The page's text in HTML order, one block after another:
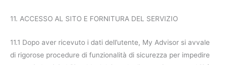
11. ACCESSO AL SITO E FORNITURA DEL SERVIZIO
11.1 Dopo aver ricevuto i dati dell’utente, My Advisor si avvale
di rigorose procedure di funzionalità di sicurezza per impedire